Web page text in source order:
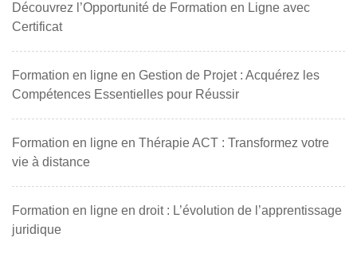
Découvrez l’Opportunité de Formation en Ligne avec
Certificat
Formation en ligne en Gestion de Projet : Acquérez les
Compétences Essentielles pour Réussir
Formation en ligne en Thérapie ACT : Transformez votre
vie à distance
Formation en ligne en droit : L’évolution de l’apprentissage
juridique